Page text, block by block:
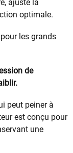
ajuste la
optimale.
les grands
de
peut peiner à
est conçu pour
une